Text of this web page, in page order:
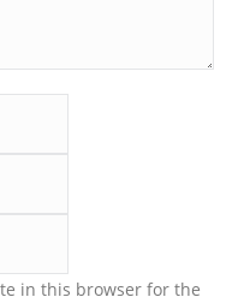
in this browser for the